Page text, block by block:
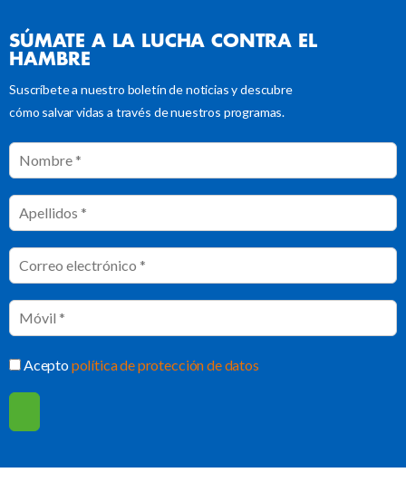
SÚMATE A LA LUCHA CONTRA EL
HAMBRE
Suscríbete a nuestro boletín de noticias y descubre
cómo salvar vidas a través de nuestros programas.
Aceptopolítica de protección de datos